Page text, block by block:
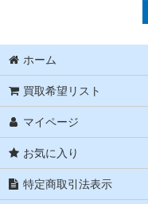
ホーム
買取希望リスト
マイページ
お気に入り
特定商取引法表示